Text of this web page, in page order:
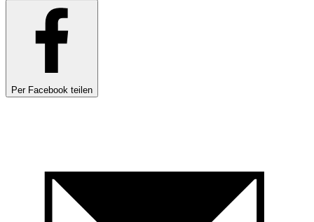
Per Facebook teilen